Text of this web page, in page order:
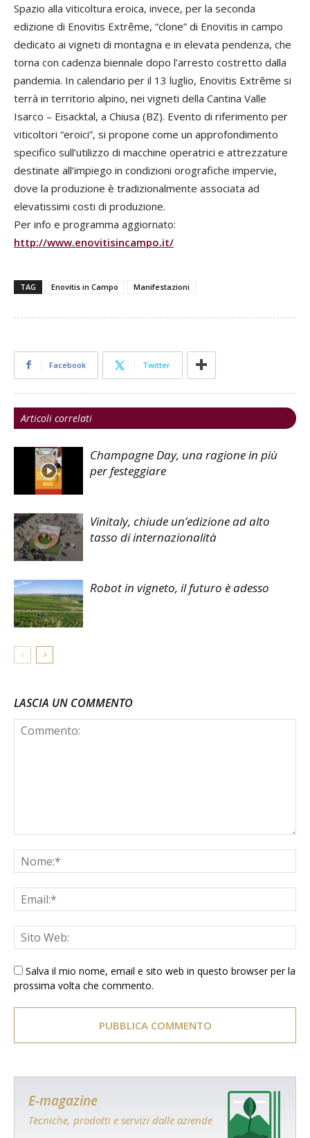
Spazio alla viticoltura eroica, invece, per la seconda
edizione di Enovitis Extrême, “clone” di Enovitis in campo
dedicato ai vigneti di montagna e in elevata pendenza, che
torna con cadenza biennale dopo l’arresto costretto dalla
pandemia. In calendario per il 13 luglio, Enovitis Extrême si
terrà in territorio alpino, nei vigneti della Cantina Valle
Isarco – Eisacktal, a Chiusa (BZ). Evento di riferimento per
viticoltori “eroici”, si propone come un approfondimento
specifico sull’utilizzo di macchine operatrici e attrezzature
destinate all’impiego in condizioni orografiche impervie,
dove la produzione è tradizionalmente associata ad
elevatissimi costi di produzione.
Per info e programma aggiornato:
http://www.enovitisincampo.it/
TAG Enovitis in Campo Manifestazioni
Facebook Twitter
Articoli correlati
Champagne Day, una ragione in più
per festeggiare
Vinitaly, chiude un’edizione ad alto
tasso di internazionalità
Robot in vigneto, il futuro è adesso
LASCIA UN COMMENTO
Salva il mio nome, email e sito web in questo browser per la
prossima volta che commento.
E-magazine
Tecniche, prodotti e servizi dalle aziende